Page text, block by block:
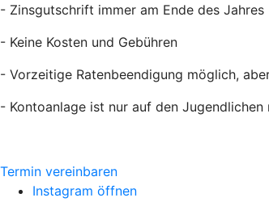
- Zinsgutschrift immer am Ende des Jahres
- Keine Kosten und Gebühren
- Vorzeitige Ratenbeendigung möglich,
- Kontoanlage ist nur auf den Jugendlichen
Termin vereinbaren
Instagram öffnen